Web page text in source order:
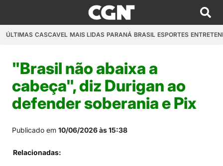
ÚLTIMAS CASCAVEL MAIS LIDAS PARANÁ BRASIL ESPORTES
"Brasil não abaixa a
cabeça", diz Durigan ao
defender soberania e Pix
Publicado em 10/06/2026 às 15:38
Relacionadas: